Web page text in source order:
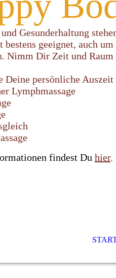
Gesunderhaltung
bestens geeignet, auch
Nimm Dir Zeit und Raum
Deine persönliche
Lymphmassage
findest Du hier.